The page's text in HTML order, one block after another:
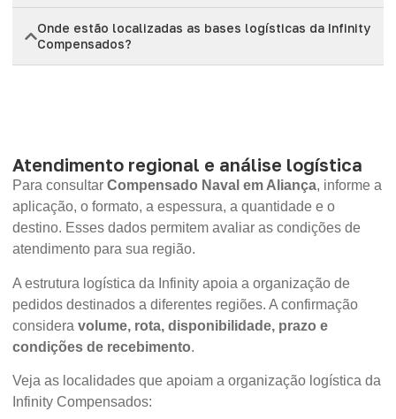
Onde estão localizadas as bases logísticas da Infinity
Compensados?
Atendimento regional e análise logística
Para consultar Compensado Naval em Aliança, informe a
aplicação, o formato, a espessura, a quantidade e o
destino. Esses dados permitem avaliar as condições de
atendimento para sua região.
A estrutura logística da Infinity apoia a organização de
pedidos destinados a diferentes regiões. A confirmação
considera volume, rota, disponibilidade, prazo e
condições de recebimento.
Veja as localidades que apoiam a organização logística da
Infinity Compensados: